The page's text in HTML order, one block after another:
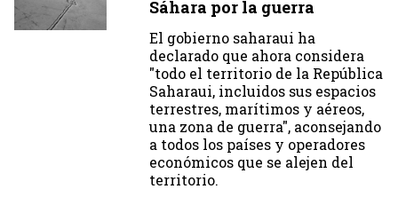
Sáhara por la guerra
El gobierno saharaui ha
declarado que ahora considera
"todo el territorio de la República
Saharaui, incluidos sus espacios
terrestres, marítimos y aéreos,
una zona de guerra", aconsejando
a todos los países y operadores
económicos que se alejen del
territorio.